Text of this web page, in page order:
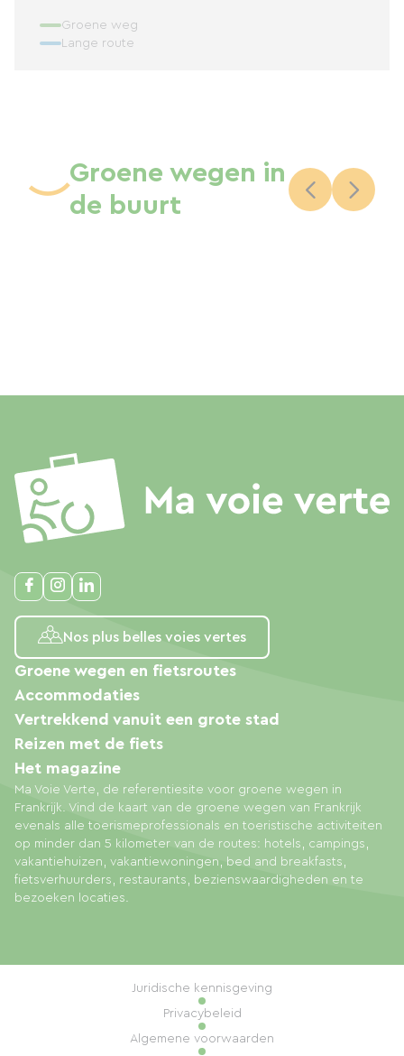
Groene weg
Lange route
Groene wegen in
de buurt
Nos plus belles voies vertes
Ma Voie Verte, de referentiesite voor groene wegen in
Frankrijk. Vind de kaart van de groene wegen van Frankrijk
evenals alle toerismeprofessionals en toeristische activiteiten
op minder dan 5 kilometer van de routes: hotels, campings,
vakantiehuizen, vakantiewoningen, bed and breakfasts,
fietsverhuurders, restaurants, bezienswaardigheden en te
bezoeken locaties.
Groene wegen en fietsroutes
Accommodaties
Vertrekkend vanuit een grote stad
Reizen met de fiets
Het magazine
Juridische kennisgeving
Privacybeleid
Algemene voorwaarden